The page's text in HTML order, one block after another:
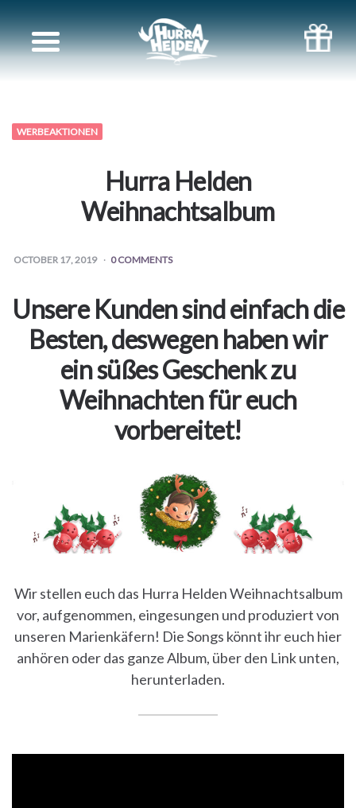
WERBEAKTIONEN
Hurra Helden
Weihnachtsalbum
OCTOBER 17, 2019 0 COMMENTS
Unsere Kunden sind einfach die
Besten, deswegen haben wir
ein süßes Geschenk zu
Weihnachten für euch
vorbereitet!
Wir stellen euch das Hurra Helden Weihnachtsalbum
vor, aufgenommen, eingesungen und produziert von
unseren Marienkäfern! Die Songs könnt ihr euch hier
anhören oder das ganze Album, über den Link unten,
herunterladen.
Bücher
Geschwister
für
Papas
Bücher
Bücher
Großeltern
Bücher
Freebies